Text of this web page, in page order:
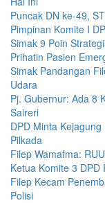
Puncak DN ke-49,
Pimpinan Komite I
Simak 9 Poin
Prihatin Pasien
Simak Pandangan
Udara
Pj. Gubernur: Ada 8
Saireri
DPD Minta
Pilkada
Filep Wamafma:
Ketua Komite 3 DPD
Filep Kecam
Polisi